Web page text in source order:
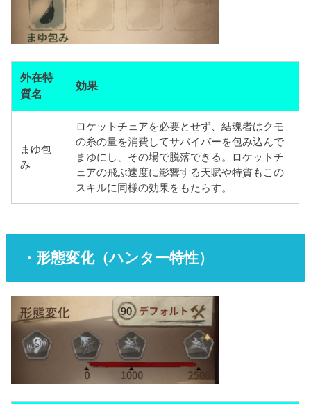
外在特
質名
効果
まゆ包
み
ロケットチェアを必要とせず、結魂者はクモ
の糸の量を消費してサバイバーを包み込んで
まゆに し、その場で脱落できる。ロケットチ
ェアの飛ぶ速度に影響する天賦や特質もこの
スキルに同様の効果をもたらす。
・形態変化（ハンター特性）